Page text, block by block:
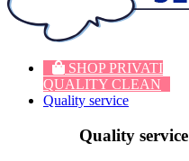
SHOP PRIVATI
QUALITY CLEAN
Quality service
Quality service